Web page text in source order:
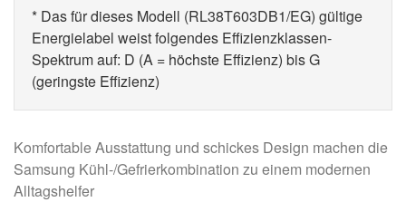
* Das für dieses Modell (RL38T603DB1/EG) gültige
Energielabel weist folgendes Effizienzklassen-
Spektrum auf: D (A = höchste Effizienz) bis G
(geringste Effizienz)
Komfortable Ausstattung und schickes Design machen die
Samsung Kühl-/Gefrierkombination zu einem modernen
Alltagshelfer